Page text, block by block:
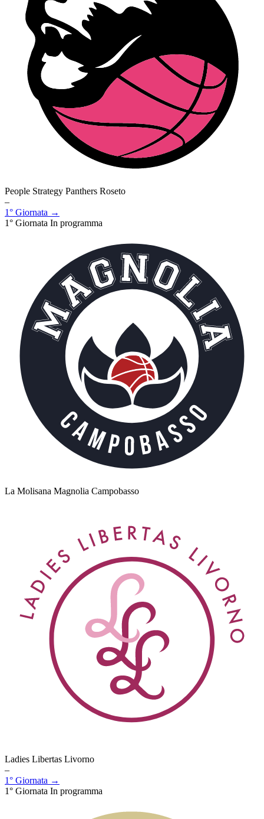
People Strategy Panthers Roseto
–
1° Giornata →
1° Giornata In programma
La Molisana Magnolia Campobasso
Ladies Libertas Livorno
–
1° Giornata →
1° Giornata In programma